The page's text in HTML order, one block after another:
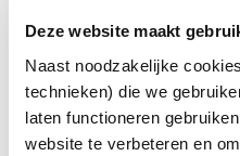
Deze website maakt
Naast noodzakelijke
technieken) die we
laten functioneren
website te verbeteren en
Bekijk aanbod stages,
praktijkopdrachten
Naar het bedrijvenportaal